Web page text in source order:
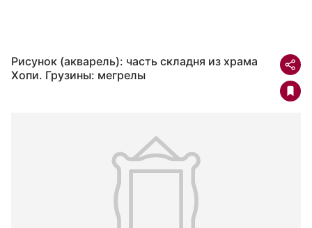
Рисунок (акварель): часть складня из храма
Хопи. Грузины: мегрелы